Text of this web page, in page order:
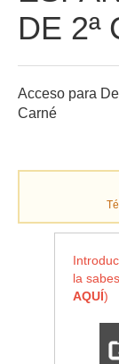
DE 2ª
Acceso para
Carné
la
AQUÍ)